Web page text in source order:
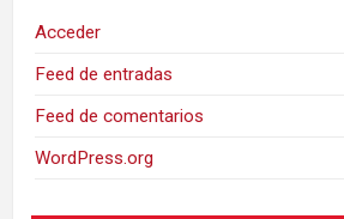
Acceder
Feed de entradas
Feed de comentarios
WordPress.org